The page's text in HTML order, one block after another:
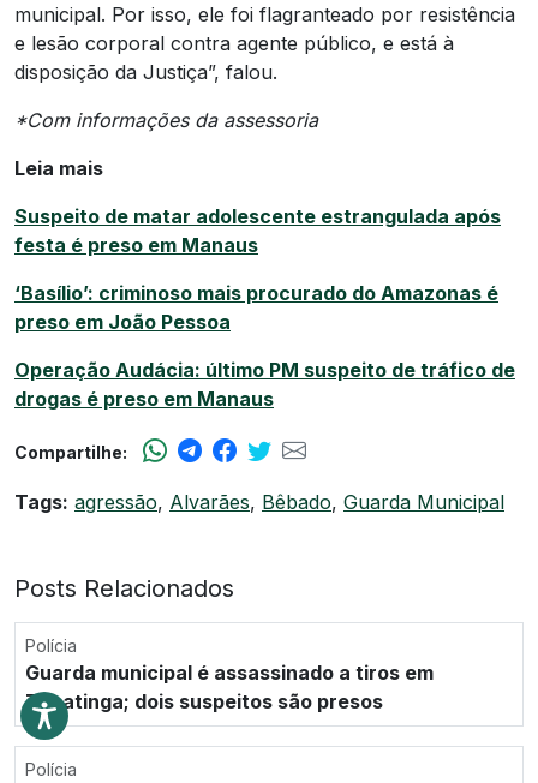
municipal. Por isso, ele foi flagranteado por resistência
e lesão corporal contra agente público, e está à
disposição da Justiça”, falou.
*Com informações da assessoria
Leia mais
Suspeito de matar adolescente estrangulada após
festa é preso em Manaus
‘Basílio’: criminoso mais procurado do Amazonas é
preso em João Pessoa
Operação Audácia: último PM suspeito de tráfico de
drogas é preso em Manaus
Compartilhe:
Tags: agressão, Alvarães, Bêbado, Guarda Municipal
Posts Relacionados
Polícia
Guarda municipal é assassinado a tiros em
Tabatinga; dois suspeitos são presos
Polícia